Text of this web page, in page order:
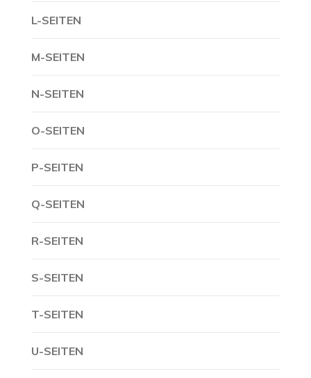
L-SEITEN
M-SEITEN
N-SEITEN
O-SEITEN
P-SEITEN
Q-SEITEN
R-SEITEN
S-SEITEN
T-SEITEN
U-SEITEN